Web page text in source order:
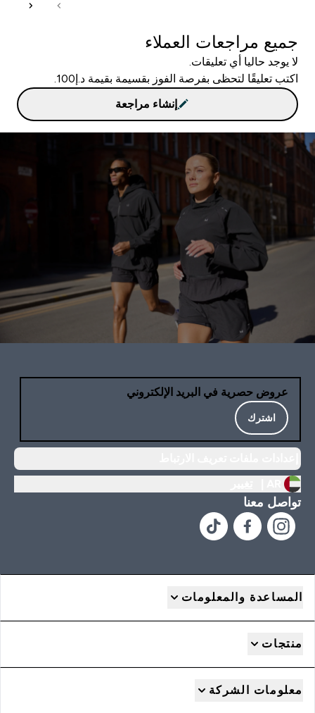
جميع مراجعات العملاء
لا يوجد حاليا أي تعليقات.
اكتب تعليقًا لتحظى بفرصة الفوز بقسيمة بقيمة د.إ100.
إنشاء مراجعة
عروض حصرية في البريد الإلكتروني
اشترك
تواصل معنا
المساعدة والمعلومات
منتجات
معلومات الشركة